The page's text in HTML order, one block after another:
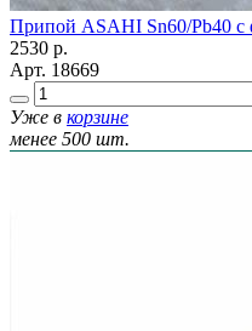
Припой ASAHI Sn60/Pb40
2530 р.
Арт. 18669
Уже в корзине
менее 500 шт.